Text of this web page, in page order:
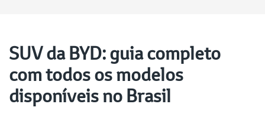
SUV da BYD: guia completo
com todos os modelos
disponíveis no Brasil